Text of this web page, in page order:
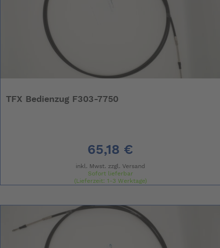
TFX Bedienzug F303-7750
65,18 €
inkl. Mwst. zzgl. Versand
Sofort lieferbar
(Lieferzeit: 1-3 Werktage)